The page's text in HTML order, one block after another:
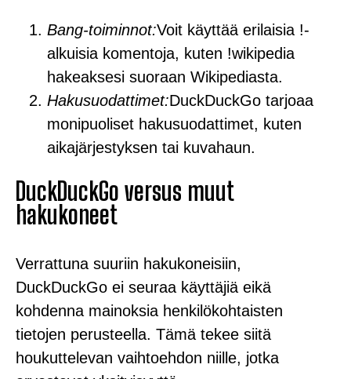
Bang-toiminnot:Voit käyttää erilaisia !-
alkuisia komentoja, kuten !wikipedia
hakeaksesi suoraan Wikipediasta.
Hakusuodattimet:DuckDuckGo tarjoaa
monipuoliset hakusuodattimet, kuten
aikajärjestyksen tai kuvahaun.
DuckDuckGo versus muut
hakukoneet
Verrattuna suuriin hakukoneisiin,
DuckDuckGo ei seuraa käyttäjiä eikä
kohdenna mainoksia henkilökohtaisten
tietojen perusteella. Tämä tekee siitä
houkuttelevan vaihtoehdon niille, jotka